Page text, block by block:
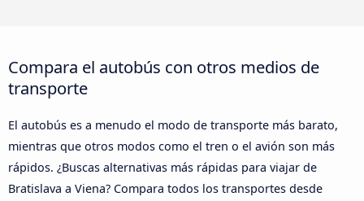
Compara el autobús con otros medios de
transporte
El autobús es a menudo el modo de transporte más barato,
mientras que otros modos como el tren o el avión son más
rápidos. ¿Buscas alternativas más rápidas para viajar de
Bratislava a Viena? Compara todos los transportes desde